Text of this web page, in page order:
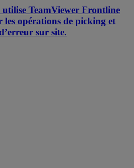
TeamViewer Frontline
opérations de picking et
sur site.